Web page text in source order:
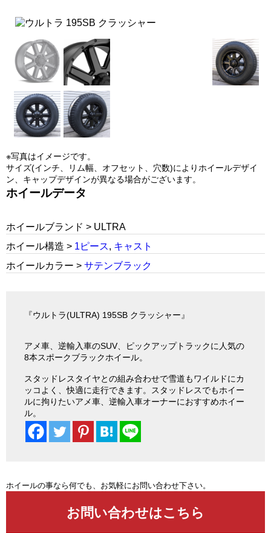
※写真はイメージです。
サイズ(インチ、リム幅、オフセット、穴数)によりホイールデザイ
ン、キャップデザインが異なる場合がございます。
ホイールデータ
ホイールブランド > ULTRA
ホイール構造 > 1ピース, キャスト
ホイールカラー > サテンブラック
『ウルトラ(ULTRA) 195SB クラッシャー』
アメ車、逆輸入車のSUV、ピックアップトラックに人気の
8本スポークブラックホイール。
スタッドレスタイヤとの組み合わせで雪道もワイルドにカ
ッコよく、快適に走行できます。スタッドレスでもホイー
ルに拘りたいアメ車、逆輸入車オーナーにおすすめホイー
ル。
ホイールの事なら何でも、お気軽にお問い合わせ下さい。